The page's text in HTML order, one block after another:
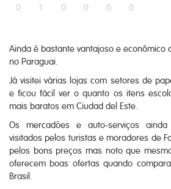
0 1 0 0 0 0
Ainda é bastante vantajoso e econômico
no Paraguai.
Já visitei várias lojas com setores de
e ficou fácil ver o quanto os itens
mais baratos em Ciudad del Este.
Os mercadões e auto-serviços
visitados pelos turistas e moradores de
pelos bons preços mas noto que
oferecem boas ofertas quando
Brasil.